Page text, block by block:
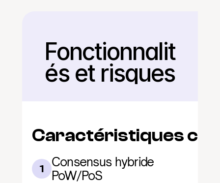
Retour
Fonctionnalit
és et risques
Caractéristiques
1
Consensus hybride
PoW/PoS